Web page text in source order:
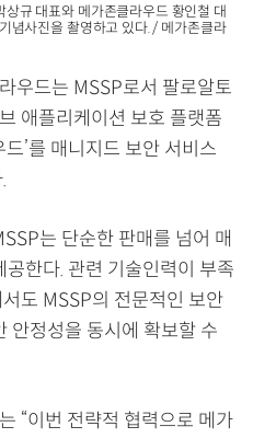
규 대표와 메가존클라우드 황인철 대
념사진을 촬영하고 있다. / 메가존클라
우드는 MSSP로서 팔로알토
애플리케이션 보호 플랫폼
’를 매니지드 보안 서비스
는 단순한 판매를 넘어 매
한다. 관련 기술인력이 부족
도 MSSP의 전문적인 보안
안정성을 동시에 확보할 수
“이번 전략적 협력으로 메가